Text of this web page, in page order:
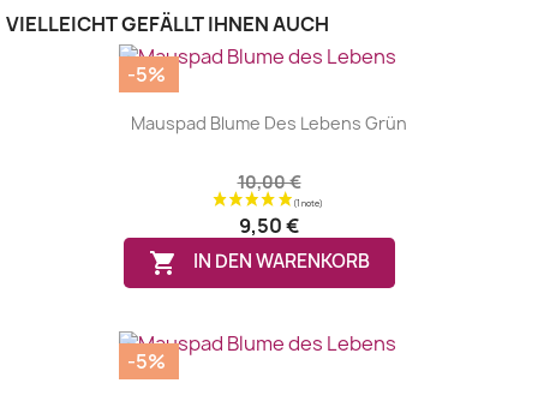
VIELLEICHT GEFÄLLT IHNEN AUCH
Mauspad Blume Des Lebens Grün
10,00 €
9,50 €
 IN DEN WARENKORB
-5%
-5%